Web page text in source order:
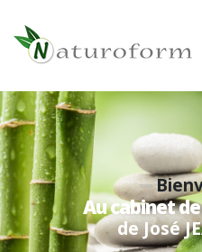
Au cabinet
deJoséJE